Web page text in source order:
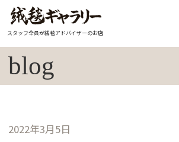
スタッフ全員が絨毯アドバイザーのお店
blog
2022年3月5日